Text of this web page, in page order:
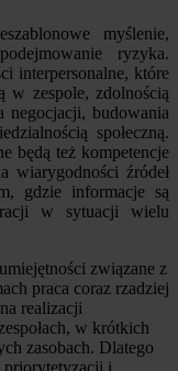
myślenie,
ryzyka.
interpersonalne, które
w zespole, zdolnością
negocjacji, budowania
społeczną.
będą też kompetencje
wiarygodności źródeł
gdzie informacje są
w sytuacji wielu
związane z
praca coraz rzadziej
realizacji
w krótkich
zasobach. Dlatego
priorytetyzacji i